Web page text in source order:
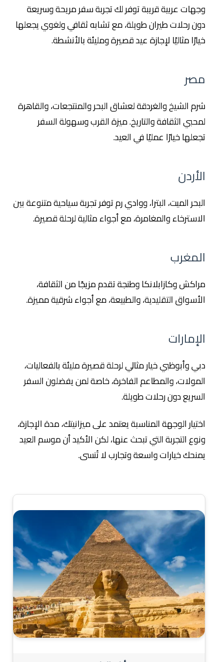
وجهات عربية قريبة توفر لك تجربة سفر مريحة وسريعة
دون رحلات طيران طويلة، مع تشابه ثقافي ولغوي يجعلها
خيارًا مثاليًا لإجازة عيد قصيرة ومليئة بالأنشطة.
مصر
شرم الشيخ والغردقة لعشاق البحر والمنتجعات، والقاهرة
لمحبي الثقافة والتاريخ. ميزة القرب وسهولة السفر
تجعلها خيارًا عمليًا في العيد.
الأردن
البحر الميت، البترا، ووادي رم توفر تجربة سياحية متنوعة بين
الاسترخاء والمغامرة، مع أجواء مثالية لرحلة قصيرة.
المغرب
مراكش وكازابلانكا وطنجة تقدم مزيجًا من الثقافة،
الأسواق التقليدية، والطبيعة، مع أجواء شرقية مميزة.
الإمارات
دبي وأبوظبي خيار مثالي لرحلة قصيرة مليئة بالفعاليات،
المولات، والمطاعم الفاخرة، خاصة لمن يفضلون السفر
السريع دون رحلات طويلة.
اختيار الوجهة المناسبة يعتمد على ميزانيتك، مدة الإجازة،
ونوع التجربة التي تبحث عنها، لكن الأكيد أن موسم العيد
يمنحك خيارات واسعة وتجارب لا تُنسى.